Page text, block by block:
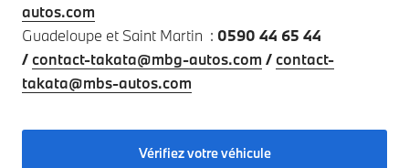
autos.com
Guadeloupe et Saint Martin : 0590 44 65 44
/contact-takata@mbg-autos.com /contact-
takata@mbs-autos.com
Vérifiez votre véhicule